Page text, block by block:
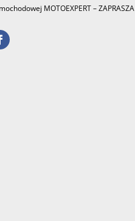
MOTOEXPERT – ZAPRASZA